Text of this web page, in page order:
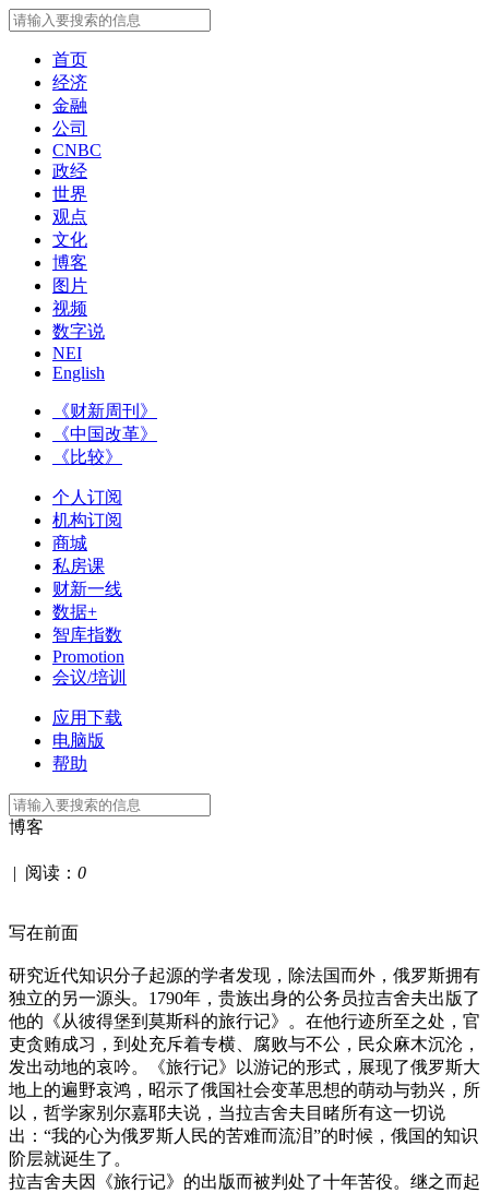
首页
经济
金融
公司
CNBC
政经
世界
观点
文化
博客
图片
视频
数字说
NEI
English
《财新周刊》
《中国改革》
《比较》
个人订阅
机构订阅
商城
私房课
财新一线
数据+
智库指数
Promotion
会议/培训
应用下载
电脑版
帮助
博客
| 阅读： 0
写在前面
研究近代知识分子起源的学者发现，除法国而外，俄罗斯拥有
独立的另一源头。1790年，贵族出身的公务员拉吉舍夫出版了
他的《从彼得堡到莫斯科的旅行记》。在他行迹所至之处，官
吏贪贿成习，到处充斥着专横、腐败与不公，民众麻木沉沦，
发出动地的哀吟。《旅行记》以游记的形式，展现了俄罗斯大
地上的遍野哀鸿，昭示了俄国社会变革思想的萌动与勃兴，所
以，哲学家别尔嘉耶夫说，当拉吉舍夫目睹所有这一切说
出：“我的心为俄罗斯人民的苦难而流泪”的时候，俄国的知识
阶层就诞生了。
拉吉舍夫因《旅行记》的出版而被判处了十年苦役。继之而起